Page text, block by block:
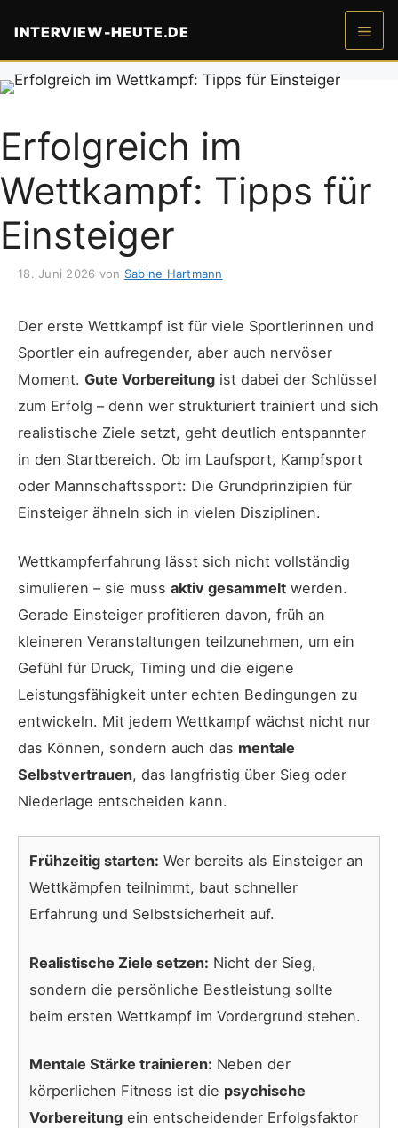
Inhalt
INTERVIEW-HEUTE.DE
Menü
Erfolgreich im
Wettkampf: Tipps für
Einsteiger
18. Juni 2026 von Sabine Hartmann
Der erste Wettkampf ist für viele Sportlerinnen und
Sportler ein aufregender, aber auch nervöser
Moment. Gute Vorbereitung ist dabei der Schlüssel
zum Erfolg – denn wer strukturiert trainiert und sich
realistische Ziele setzt, geht deutlich entspannter
in den Startbereich. Ob im Laufsport, Kampfsport
oder Mannschaftssport: Die Grundprinzipien für
Einsteiger ähneln sich in vielen Disziplinen.
Wettkampferfahrung lässt sich nicht vollständig
simulieren – sie muss aktiv gesammelt werden.
Gerade Einsteiger profitieren davon, früh an
kleineren Veranstaltungen teilzunehmen, um ein
Gefühl für Druck, Timing und die eigene
Leistungsfähigkeit unter echten Bedingungen zu
entwickeln. Mit jedem Wettkampf wächst nicht nur
das Können, sondern auch das mentale
Selbstvertrauen, das langfristig über Sieg oder
Niederlage entscheiden kann.
Frühzeitig starten: Wer bereits als Einsteiger an
Wettkämpfen teilnimmt, baut schneller
Erfahrung und Selbstsicherheit auf.
Realistische Ziele setzen: Nicht der Sieg,
sondern die persönliche Bestleistung sollte
beim ersten Wettkampf im Vordergrund stehen.
Mentale Stärke trainieren: Neben der
körperlichen Fitness ist die psychische
Vorbereitung ein entscheidender Erfolgsfaktor